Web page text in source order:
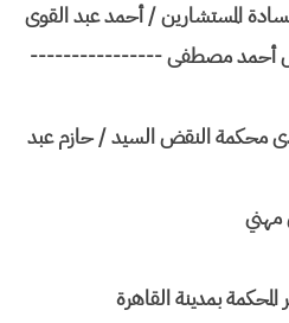
المستشارين / أحمد عبد القوى
أحمد مصطفى ----------------
محكمة النقض السيد / حازم عبد
مهني
المحكمة بمدينة القاهرة